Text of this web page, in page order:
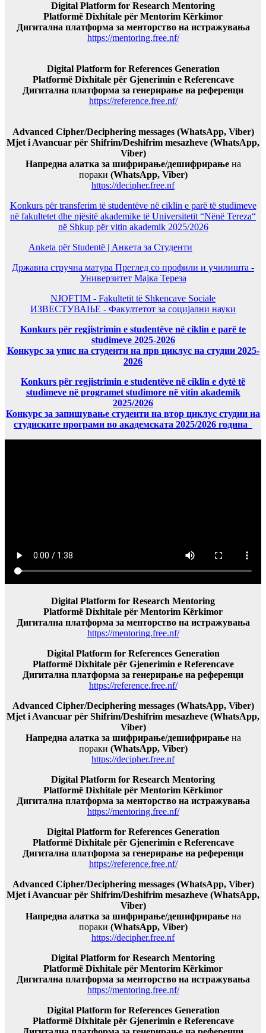
Digital Platform for Research Mentoring
Platformë Dixhitale për Mentorim Kërkimor
Дигитална платформа за менторство на истражувања
https://mentoring.free.nf/
Digital Platform for References Generation
Platformë Dixhitale për Gjenerimin e Referencave
Дигитална платформа за генерирање на референци
https://reference.free.nf/
Advanced Cipher/Deciphering messages (WhatsApp, Viber)
Mjet i Avancuar për Shifrim/Deshifrim mesazheve (WhatsApp,
Viber)
Напредна алатка за шифрирање/дешифрирањена
пораки (WhatsApp, Viber)
https://decipher.free.nf
Konkurs për transferim të studentëve në ciklin e parë të studimeve
në fakultetet dhe njësitë akademike të Universitetit “Nënë Tereza“
në Shkup për vitin akademik 2025/2026
Anketa për Studentë | Анкета за Студенти
Државна стручна матура Преглед со профили и училишта -
Универзитет Мајка Тереза
NJOFTIM - Fakultetit të Shkencave Sociale
ИЗВЕСТУВАЊЕ - Факултетот за социјални науки
Konkurs për regjistrimin e studentëve në ciklin e parë te
studimeve 2025-2026
Конкурс за упис на студенти на прв циклус на студии 2025-
2026
Konkurs për regjistrimin e studentëve në ciklin e dytë të
studimeve në programet studimore në vitin akademik
2025/2026
Конкурс за запишување студенти на втор циклус студии на
студиските програми во академската 2025/2026 година
Digital Platform for Research Mentoring
Platformë Dixhitale për Mentorim Kërkimor
Дигитална платформа за менторство на истражувања
https://mentoring.free.nf/
Digital Platform for References Generation
Platformë Dixhitale për Gjenerimin e Referencave
Дигитална платформа за генерирање на референци
https://reference.free.nf/
Advanced Cipher/Deciphering messages (WhatsApp, Viber)
Mjet i Avancuar për Shifrim/Deshifrim mesazheve (WhatsApp,
Viber)
Напредна алатка за шифрирање/дешифрирањена
пораки (WhatsApp, Viber)
https://decipher.free.nf
Digital Platform for Research Mentoring
Platformë Dixhitale për Mentorim Kërkimor
Дигитална платформа за менторство на истражувања
https://mentoring.free.nf/
Digital Platform for References Generation
Platformë Dixhitale për Gjenerimin e Referencave
Дигитална платформа за генерирање на референци
https://reference.free.nf/
Advanced Cipher/Deciphering messages (WhatsApp, Viber)
Mjet i Avancuar për Shifrim/Deshifrim mesazheve (WhatsApp,
Viber)
Напредна алатка за шифрирање/дешифрирањена
пораки (WhatsApp, Viber)
https://decipher.free.nf
Digital Platform for Research Mentoring
Platformë Dixhitale për Mentorim Kërkimor
Дигитална платформа за менторство на истражувања
https://mentoring.free.nf/
Digital Platform for References Generation
Platformë Dixhitale për Gjenerimin e Referencave